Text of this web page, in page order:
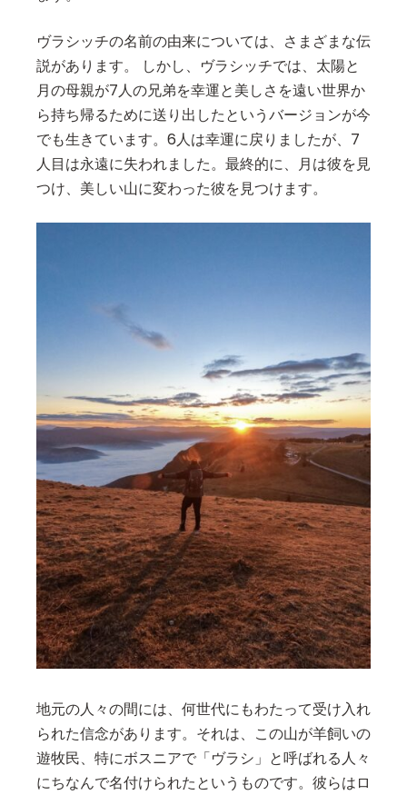
ヴラシッチの名前の由来については、さまざまな伝
説があります。 しかし、ヴラシッチでは、太陽と
月の母親が7人の兄弟を幸運と美しさを遠い世界か
ら持ち帰るために送り出したというバージョンが今
でも生きています。6人は幸運に戻りましたが、7
人目は永遠に失われました。最終的に、月は彼を見
つけ、美しい山に変わった彼を見つけます。
地元の人々の間には、何世代にもわたって受け入れ
られた信念があります。それは、この山が羊飼いの
遊牧民、特にボスニアで「ヴラシ」と呼ばれる人々
にちなんで名付けられたというものです。彼らはロ